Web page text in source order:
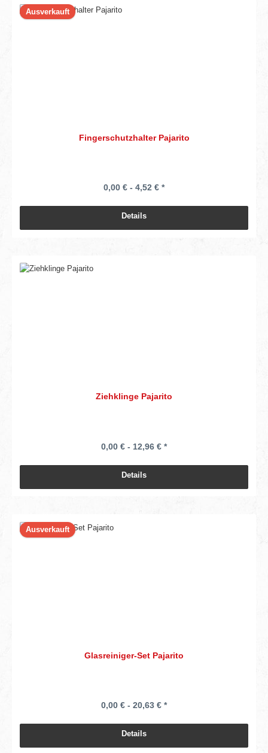
Ausverkauft
Fingerschutzhalter Pajarito
0,00 € - 4,52 € *
Details
Ziehklinge Pajarito
0,00 € - 12,96 € *
Details
Ausverkauft
Glasreiniger-Set Pajarito
0,00 € - 20,63 € *
Details